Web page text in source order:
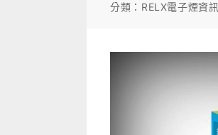
分類：RELX電子煙資訊